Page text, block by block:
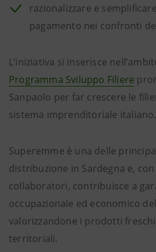
razionalizzare e
pagamento nei confronti
L’iniziativa si inserisce
Programma Sviluppo Filiere
Sanpaolo per far crescere le
sistema imprenditoriale italiano.
Superemme è una delle
distribuzione in Sardegna e,
collaboratori, contribuisce a
occupazionale ed economico
valorizzandone i prodotti freschi
territoriali.